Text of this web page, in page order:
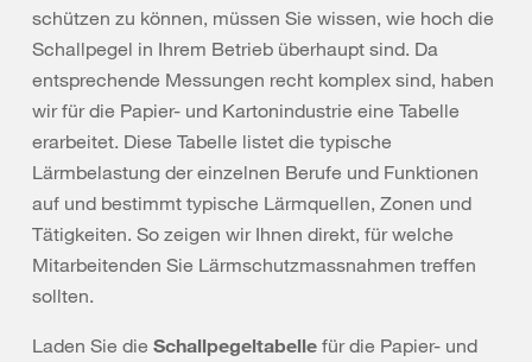
schützen zu können, müssen Sie wissen, wie hoch die
Schallpegel in Ihrem Betrieb überhaupt sind. Da
entsprechende Messungen recht komplex sind, haben
wir für die Papier- und Kartonindustrie eine Tabelle
erarbeitet. Diese Tabelle listet die typische
Lärmbelastung der einzelnen Berufe und Funktionen
auf und bestimmt typische Lärmquellen, Zonen und
Tätigkeiten. So zeigen wir Ihnen direkt, für welche
Mitarbeitenden Sie Lärmschutzmassnahmen treffen
sollten.
Laden Sie die Schallpegeltabelle für die Papier- und